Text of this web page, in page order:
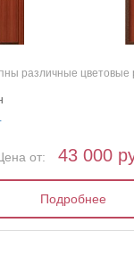
различные цветовые
от: 43 000
Подробнее